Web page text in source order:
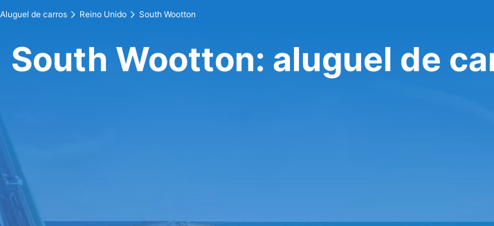
Aluguel de carros Reino Unido South Wootton
South Wootton: aluguel de